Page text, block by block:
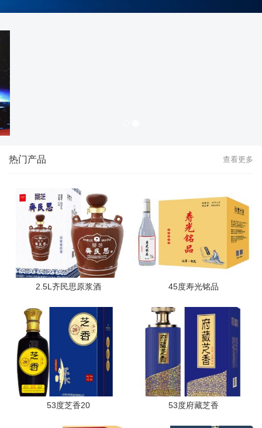
热门产品 查看更多
2.5L齐民思原浆酒 45度寿光铭品
53度芝香20 53度府藏芝香